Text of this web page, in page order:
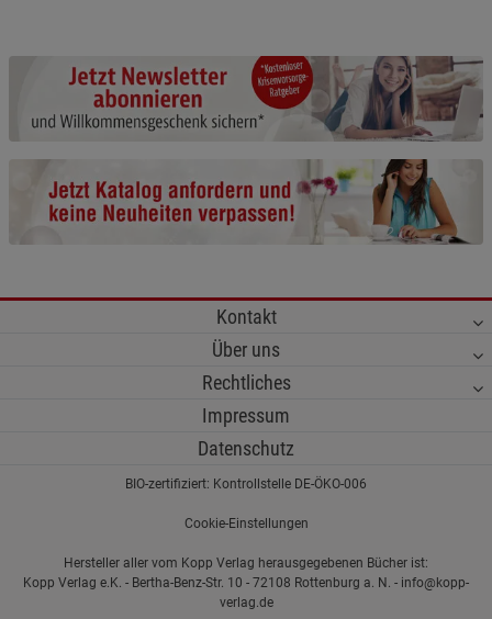
Kontakt
Über uns
Rechtliches
Impressum
Datenschutz
BIO-zertifiziert: Kontrollstelle DE-ÖKO-006
Cookie-Einstellungen
Hersteller aller vom Kopp Verlag herausgegebenen Bücher ist:
Kopp Verlag e.K. - Bertha-Benz-Str. 10 - 72108 Rottenburg a. N. - info@kopp-
verlag.de
Beschreibung Notwendige Cookies
Cookie-Informationenanzeigen
Funktionale Cookies (1) Funktionale
Beschreibung Funktionale Cookies
anzeigen
Statistik Cookies (2) Statistik Cookies
Beschreibung Statistik Cookies
Cookie-Informationen
Marketing Cookies (3)
Datenschutzerklärung Impressum